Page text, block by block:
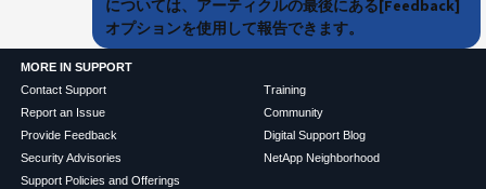
については、アーティクルの最後にある[Feedback]
オプションを使用して報告できます。
MORE IN SUPPORT
Contact Support
Report an Issue
Provide Feedback
Security Advisories
Support Policies and Offerings
Training
Community
Digital Support Blog
NetApp Neighborhood